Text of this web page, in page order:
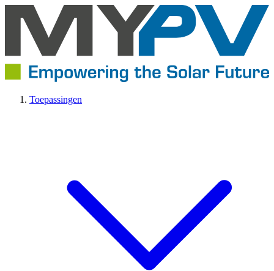
Toepassingen